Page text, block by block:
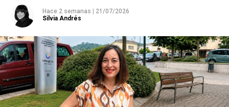
Hace 2 semanas
21/07/2026
Silvia Andrés